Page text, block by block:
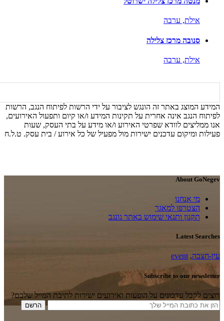
אילת, ערבה
סנובה מרכז צלילה
אילת, ערבה
המידע המוצג באתר זה הונגש לציבור על ידי הרשות לפיתוח הנגב, הרשות
לפיתוח הנגב אינה אחרית על תקינות המידע ו/או קיום ותפעול האירועים,
אנו ממליצים לוודא שפרטי האירוע ו/או מידע על בתי העסק, שעות
פעילות ומיקום עדכנים ישירות מול מפעיל של כל אירוע / בית עסק. ט.ל.ח
About GoNegev
מי אנחנו
הצטרפו למאגר
תקנון ותנאי שימוש באתר גונגב
Latest Searches
עין-חצבה,
event
Subscribe to our newsletter
רוצים לקבל עדכונים על הופעות ואירועים ישירות לתיבת המייל שלכם?